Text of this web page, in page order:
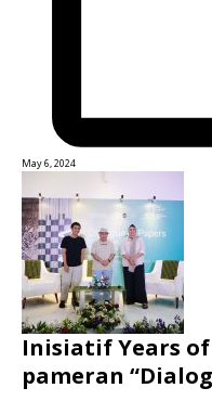
May 6, 2024
Inisiatif Years
pameran